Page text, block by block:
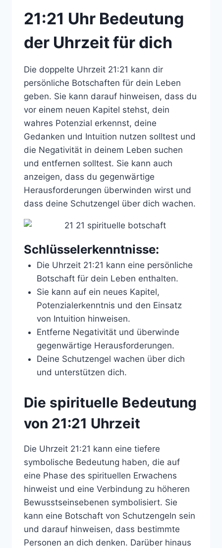
21:21 Uhr Bedeutung
der Uhrzeit für dich
Die doppelte Uhrzeit 21:21 kann dir
persönliche Botschaften für dein Leben
geben. Sie kann darauf hinweisen, dass du
vor einem neuen Kapitel stehst, dein
wahres Potenzial erkennst, deine
Gedanken und Intuition nutzen solltest und
die Negativität in deinem Leben suchen
und entfernen solltest. Sie kann auch
anzeigen, dass du gegenwärtige
Herausforderungen überwinden wirst und
dass deine Schutzengel über dich wachen.
Schlüsselerkenntnisse:
Die Uhrzeit 21:21 kann eine persönliche
Botschaft für dein Leben enthalten.
Sie kann auf ein neues Kapitel,
Potenzialerkenntnis und den Einsatz
von Intuition hinweisen.
Entferne Negativität und überwinde
gegenwärtige Herausforderungen.
Deine Schutzengel wachen über dich
und unterstützen dich.
Die spirituelle Bedeutung
von 21:21 Uhrzeit
Die Uhrzeit 21:21 kann eine tiefere
symbolische Bedeutung haben, die auf
eine Phase des spirituellen Erwachens
hinweist und eine Verbindung zu höheren
Bewusstseinsebenen symbolisiert. Sie
kann eine Botschaft von Schutzengeln sein
und darauf hinweisen, dass bestimmte
Personen an dich denken. Darüber hinaus